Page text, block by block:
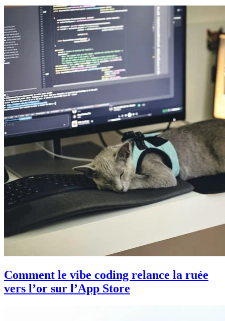
Comment le vibe coding relance la ruée
vers l’or sur l’App Store